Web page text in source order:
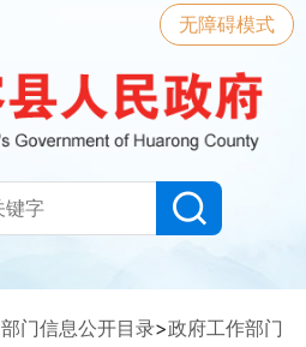
无障碍模式
部门信息公开目录>政府工作部门